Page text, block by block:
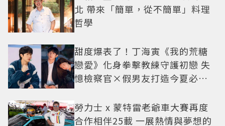
北 帶來「簡單，從不簡單」料理
哲學
甜度爆表了！丁海寅《我的荒糖
戀愛》化身拳擊教練守護初戀 失
憶檢察官×假男友打造今夏必看
勞力士 x 蒙特雷老爺車大賽再度
合作相伴25載 一展熱情與夢想的